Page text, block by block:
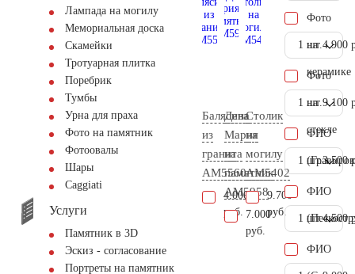
Лампада на могилу
Мемориальная доска
Скамейки
Тротуарная плитка
Поребрик
Тумбы
Урна для праха
Фото на памятник
Фотоовалы
Шары
Сaggiati
Услуги
Памятник в 3D
Эскиз - согласование
Портреты на памятник
Балясина
из
гранита
AM5560
4.000
руб.
Дева
Мария
на
памятник
AM5958
7.000
руб.
Столик
на
могилу
AM5402
9.700
руб.
Фото
на
керамике
1 шт. 4.900
Фото
на
стекле
1 шт. 9.100
ФИО
1 шт.3.500
ФИО
1 шт.4.500
ФИО